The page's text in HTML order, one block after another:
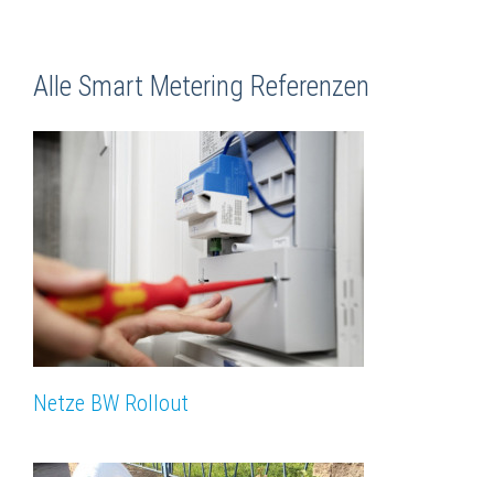
Alle Smart Metering Referenzen
Netze BW Rollout